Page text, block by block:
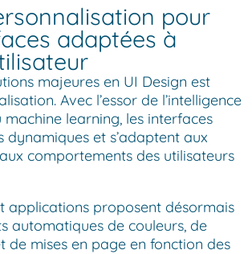
pour
adaptées à
majeures en UI Design est
Avec l’essor de l’intelligence
learning, les interfaces
dynamiques et s’adaptent aux
comportements des utilisateurs
applications proposent désormais
automatiques de couleurs, de
de mises en page en fonction des